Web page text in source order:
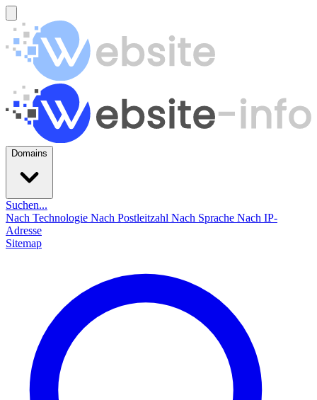
Domains
Suchen...
Nach Technologie Nach Postleitzahl Nach Sprache Nach IP-
Adresse
Sitemap